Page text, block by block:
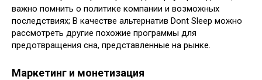
важно помнить о политике компании и возможных
последствиях; В качестве альтернатив Dont Sleep можно
рассмотреть другие похожие программы для
предотвращения сна, представленные на рынке.
Маркетинг и монетизация